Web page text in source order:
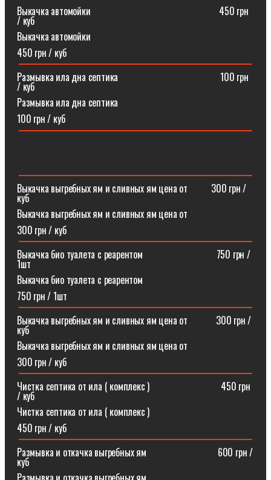
Выкачка автомойки⠀⠀⠀⠀⠀⠀⠀⠀⠀⠀⠀⠀⠀⠀⠀⠀⠀⠀450 грн
/ куб
Выкачка автомойки
450 грн / куб
Размывка ила дна септика ⠀⠀⠀⠀⠀⠀⠀⠀⠀⠀⠀⠀⠀⠀100 грн
/ куб
Размывка ила дна септика
100 грн / куб
Выкачка выгребных ям и сливных ям цена от ⠀⠀⠀300 грн /
куб
Выкачка выгребных ям и сливных ям цена от
300 грн / куб
Выкачка био туалета с реарентом ⠀⠀⠀⠀⠀⠀⠀⠀⠀⠀750 грн /
1шт
Выкачка био туалета с реарентом
750 грн / 1шт
Выкачка выгребных ям и сливных ям цена от⠀⠀⠀⠀300 грн /
куб
Выкачка выгребных ям и сливных ям цена от
300 грн / куб
Чистка септика от ила ( комплекс )⠀⠀⠀⠀⠀⠀⠀⠀⠀⠀450 грн
/ куб
Чистка септика от ила ( комплекс )
450 грн / куб
Размывка и откачка выгребных ям⠀⠀⠀⠀⠀⠀⠀⠀⠀⠀600 грн /
куб